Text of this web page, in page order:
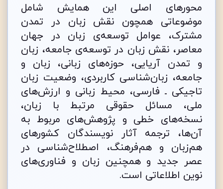
محورهای اصلی این همایش شامل
موضوعاتی همچون نقش زبان در تمدن
مشترک، عوامل توسعه‌ی زبان در جهان
معاصر، نقش زبان در توسعه‌‌‌ی جامعه، زبان
و تمدن آریایی، حوزه‌های زبانی، زبان و
جامعه، زبان‌شناسی کاربردی، وضعیت زبان
تاجیکی ـ فارسی، محیط زبانی و ارزش‌های
ملی، مسائل حقوقی مرتبط با زبان،
نسخه‌های خطی و پژوهش‌های مربوط به
آن‌ها، ترجمه آثار نویسندگان کشورهای
هم‌زبان و هم‌فرهنگ، اصطلاح‌شناسی در
عصر جدید و همچنین زبان و فناوری‌های
نوین اطلاعاتی است.